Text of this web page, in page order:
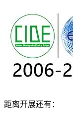
距离开展还有：